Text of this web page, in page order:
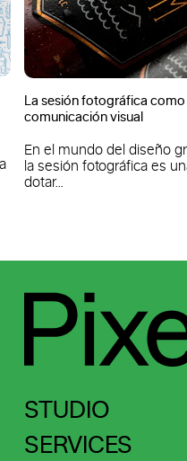
y la
visual,
para
Manual de
imprescindible
Cuando
con diseñar un
STUDIO
SERVICES